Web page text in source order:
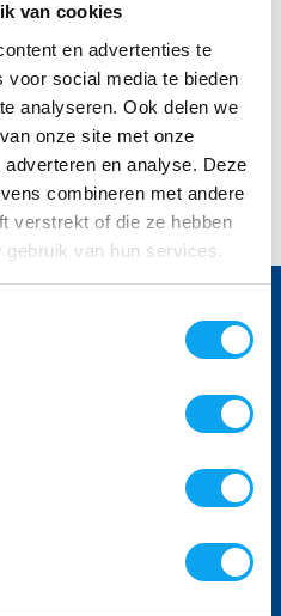
van cookies
en advertenties te
voor social media te bieden
analyseren. Ook delen we
onze site met onze
en analyse. Deze
combineren met andere
verstrekt of die ze hebben
van hun services.